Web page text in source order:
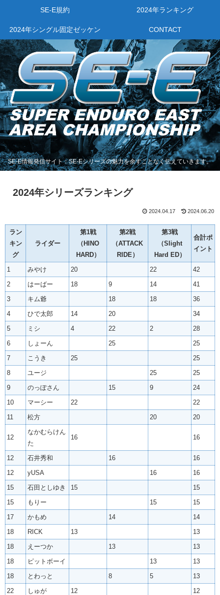
SE-E情報発信サイト：SE-Eシリーズの魅力を余すことなく伝えていきます。
SE-E規約 2024年ランキング
2024年シングル固定ゼッケン CONTACT
2024年シリーズランキング
2024.04.17 2024.06.20
ラン
キン
グ
ライダー
第1戦
（HINO
HARD）
第2戦
（ATTACK
RIDE）
第3戦
（Slight
Hard ED）
合計ポ
イント
1 みやけ 20 22
42
2
はーばー 18 9 14
41
3
キム爺 18 18
36
4
ひで太郎 14 20
34
5
ミシ 4 22 2
28
6
しょーん 25
25
7
こうき 25
25
8
ユージ 25
25
9
のっぽさん 15 9
24
10
マーシー 22
22
11
松方 20 20
12
なかむらけん
た
16 16
12 石井秀和 16
16
12
yUSA 16
16
15
石田としゆき 15
15
15
もりー 15
15
17
かもめ 14
14
18
RICK 13
13
18
えーつか 13
13
18
ピットボーイ 13
13
18
とわっと 8 5
13
22
しゅが 12
12